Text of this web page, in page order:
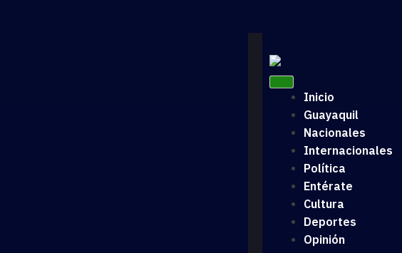
Inicio
Guayaquil
Nacionales
Internacionales
Política
Entérate
Cultura
Deportes
Opinión